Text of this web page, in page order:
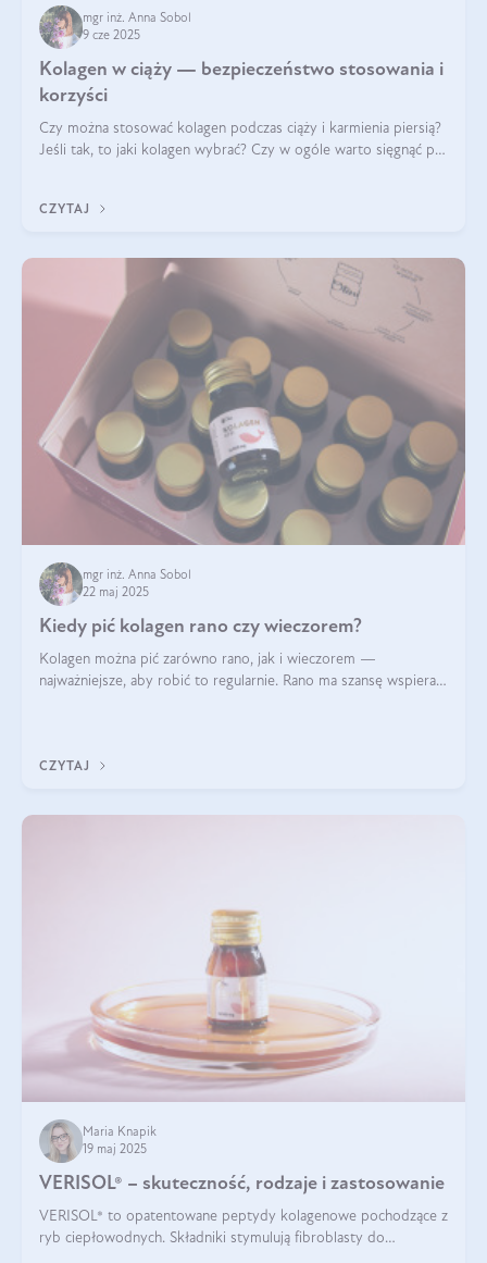
mgr inż. Anna Sobol
9 cze 2025
Kolagen w ciąży — bezpieczeństwo stosowania i
korzyści
Czy można stosować kolagen podczas ciąży i karmienia piersią?
Jeśli tak, to jaki kolagen wybrać? Czy w ogóle warto sięgnąć po
CZYTAJ
mgr inż. Anna Sobol
22 maj 2025
Kiedy pić kolagen rano czy wieczorem?
Kolagen można pić zarówno rano, jak i wieczorem —
najważniejsze, aby robić to regularnie. Rano ma szansę wspierać
CZYTAJ
Maria Knapik
19 maj 2025
VERISOL® – skuteczność, rodzaje i zastosowanie
VERISOL® to opatentowane peptydy kolagenowe pochodzące z
ryb ciepłowodnych. Składniki stymulują fibroblasty do